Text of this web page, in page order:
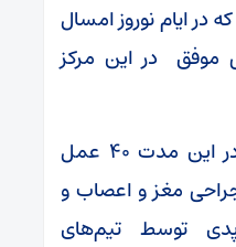
در ایام نوروز امسال
جراحی موفق در این مرکز
به گفته محمد کشاورز، در این مدت ۴۰ عمل
۷ عمل جراحی مغز و اعصاب و
توسط تیم‌های